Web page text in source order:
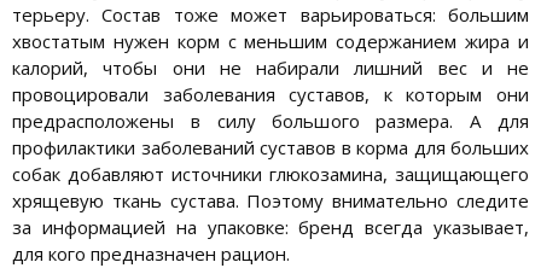
терьеру. Состав тоже может варьироваться: большим
хвостатым нужен корм с меньшим содержанием жира и
калорий, чтобы они не набирали лишний вес и не
провоцировали заболевания суставов, к которым они
предрасположены в силу большого размера. А для
профилактики заболеваний суставов в корма для больших
собак добавляют источники глюкозамина, защищающего
хрящевую ткань сустава. Поэтому внимательно следите
за информацией на упаковке: бренд всегда указывает,
для кого предназначен рацион.